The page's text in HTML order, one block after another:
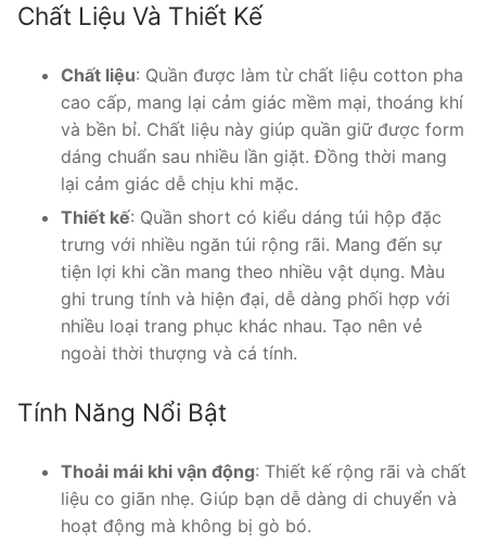
Chất Liệu Và Thiết Kế
Chất liệu: Quần được làm từ chất liệu cotton pha
cao cấp, mang lại cảm giác mềm mại, thoáng khí
và bền bỉ. Chất liệu này giúp quần giữ được form
dáng chuẩn sau nhiều lần giặt. Đồng thời mang
lại cảm giác dễ chịu khi mặc.
Thiết kế: Quần short có kiểu dáng túi hộp đặc
trưng với nhiều ngăn túi rộng rãi. Mang đến sự
tiện lợi khi cần mang theo nhiều vật dụng. Màu
ghi trung tính và hiện đại, dễ dàng phối hợp với
nhiều loại trang phục khác nhau. Tạo nên vẻ
ngoài thời thượng và cá tính.
Tính Năng Nổi Bật
Thoải mái khi vận động: Thiết kế rộng rãi và chất
liệu co giãn nhẹ. Giúp bạn dễ dàng di chuyển và
hoạt động mà không bị gò bó.